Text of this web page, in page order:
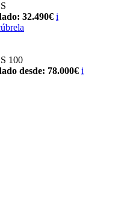
32.490€ i
100
desde: 78.000€ i